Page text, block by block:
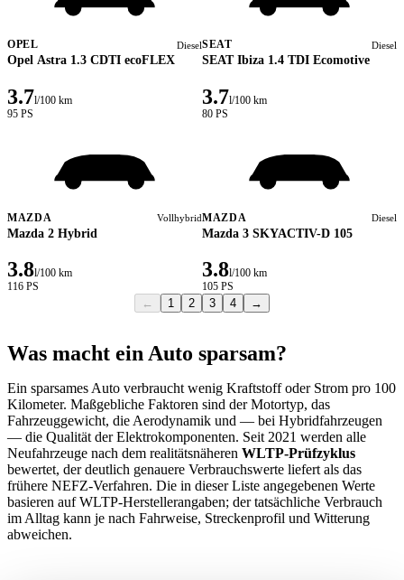
OPEL Diesel
Opel Astra 1.3 CDTI ecoFLEX
3.7l/100 km
95 PS
SEAT Diesel
SEAT Ibiza 1.4 TDI Ecomotive
3.7l/100 km
80 PS
MAZDA Vollhybrid
Mazda 2 Hybrid
3.8l/100 km
116 PS
MAZDA Diesel
Mazda 3 SKYACTIV-D 105
3.8l/100 km
105 PS
← 1 2 3 4 →
Was macht ein Auto sparsam?
Ein sparsames Auto verbraucht wenig Kraftstoff oder Strom pro 100
Kilometer. Maßgebliche Faktoren sind der Motortyp, das
Fahrzeuggewicht, die Aerodynamik und — bei Hybridfahrzeugen
— die Qualität der Elektrokomponenten. Seit 2021 werden alle
Neufahrzeuge nach dem realitätsnäheren WLTP-Prüfzyklus
bewertet, der deutlich genauere Verbrauchswerte liefert als das
frühere NEFZ-Verfahren. Die in dieser Liste angegebenen Werte
basieren auf WLTP-Herstellerangaben; der tatsächliche Verbrauch
im Alltag kann je nach Fahrweise, Streckenprofil und Witterung
abweichen.